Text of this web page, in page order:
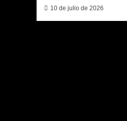
10 de julio de 2026